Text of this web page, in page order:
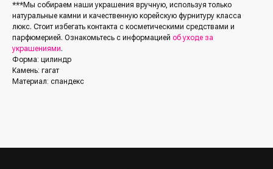
***Мы собираем наши украшения вручную, используя только
натуральные камни и качественную корейскую фурнитуру класса
люкс. Стоит избегать контакта с косметическими средствами и
парфюмерией. Ознакомьтесь с информацией об уходе за
украшениями.
Форма: цилиндр
Камень: гагат
Материал: спандекс
/Покупателям/
Наши друзья
(другие бренды)
Серьги
Контакты и реквизиты
(Фейсбук, ФБ), Instagram (Инстаграм, Инста),
Meta (Мета) — являются экстремистскими
организациями, деятельность которых
Колье
Браслеты
Аксессуары
Для мужчин